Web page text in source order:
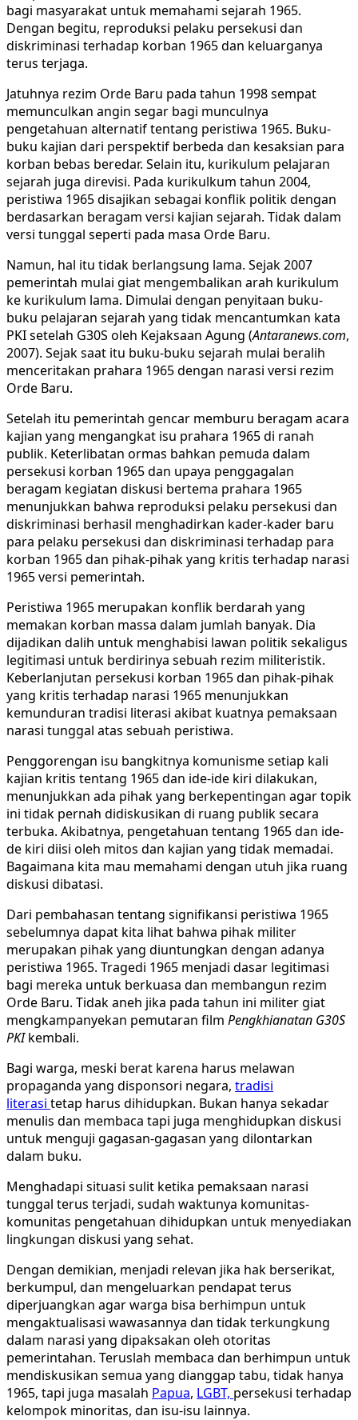
bagi masyarakat untuk memahami sejarah 1965.
Dengan begitu, reproduksi pelaku persekusi dan
diskriminasi terhadap korban 1965 dan keluarganya
terus terjaga.
Jatuhnya rezim Orde Baru pada tahun 1998 sempat
memunculkan angin segar bagi munculnya
pengetahuan alternatif tentang peristiwa 1965. Buku-
buku kajian dari perspektif berbeda dan kesaksian para
korban bebas beredar. Selain itu, kurikulum pelajaran
sejarah juga direvisi. Pada kurikulkum tahun 2004,
peristiwa 1965 disajikan sebagai konflik politik dengan
berdasarkan beragam versi kajian sejarah. Tidak dalam
versi tunggal seperti pada masa Orde Baru.
Namun, hal itu tidak berlangsung lama. Sejak 2007
pemerintah mulai giat mengembalikan arah kurikulum
ke kurikulum lama. Dimulai dengan penyitaan buku-
buku pelajaran sejarah yang tidak mencantumkan kata
PKI setelah G30S oleh Kejaksaan Agung (Antaranews.com,
2007). Sejak saat itu buku-buku sejarah mulai beralih
menceritakan prahara 1965 dengan narasi versi rezim
Orde Baru.
Setelah itu pemerintah gencar memburu beragam acara
kajian yang mengangkat isu prahara 1965 di ranah
publik. Keterlibatan ormas bahkan pemuda dalam
persekusi korban 1965 dan upaya penggagalan
beragam kegiatan diskusi bertema prahara 1965
menunjukkan bahwa reproduksi pelaku persekusi dan
diskriminasi berhasil menghadirkan kader-kader baru
para pelaku persekusi dan diskriminasi terhadap para
korban 1965 dan pihak-pihak yang kritis terhadap narasi
1965 versi pemerintah.
Peristiwa 1965 merupakan konflik berdarah yang
memakan korban massa dalam jumlah banyak. Dia
dijadikan dalih untuk menghabisi lawan politik sekaligus
legitimasi untuk berdirinya sebuah rezim militeristik.
Keberlanjutan persekusi korban 1965 dan pihak-pihak
yang kritis terhadap narasi 1965 menunjukkan
kemunduran tradisi literasi akibat kuatnya pemaksaan
narasi tunggal atas sebuah peristiwa.
Penggorengan isu bangkitnya komunisme setiap kali
kajian kritis tentang 1965 dan ide-ide kiri dilakukan,
menunjukkan ada pihak yang berkepentingan agar topik
ini tidak pernah didiskusikan di ruang publik secara
terbuka. Akibatnya, pengetahuan tentang 1965 dan ide-
de kiri diisi oleh mitos dan kajian yang tidak memadai.
Bagaimana kita mau memahami dengan utuh jika ruang
diskusi dibatasi.
Dari pembahasan tentang signifikansi peristiwa 1965
sebelumnya dapat kita lihat bahwa pihak militer
merupakan pihak yang diuntungkan dengan adanya
peristiwa 1965. Tragedi 1965 menjadi dasar legitimasi
bagi mereka untuk berkuasa dan membangun rezim
Orde Baru. Tidak aneh jika pada tahun ini militer giat
mengkampanyekan pemutaran film Pengkhianatan G30S
PKIkembali.
Bagi warga, meski berat karena harus melawan
propaganda yang disponsori negara, tradisi
literasi tetap harus dihidupkan. Bukan hanya sekadar
menulis dan membaca tapi juga menghidupkan diskusi
untuk menguji gagasan-gagasan yang dilontarkan
dalam buku.
Menghadapi situasi sulit ketika pemaksaan narasi
tunggal terus terjadi, sudah waktunya komunitas-
komunitas pengetahuan dihidupkan untuk menyediakan
lingkungan diskusi yang sehat.
Dengan demikian, menjadi relevan jika hak berserikat,
berkumpul, dan mengeluarkan pendapat terus
diperjuangkan agar warga bisa berhimpun untuk
mengaktualisasi wawasannya dan tidak terkungkung
dalam narasi yang dipaksakan oleh otoritas
pemerintahan. Teruslah membaca dan berhimpun untuk
mendiskusikan semua yang dianggap tabu, tidak hanya
1965, tapi juga masalah Papua, LGBT, persekusi terhadap
kelompok minoritas, dan isu-isu lainnya.